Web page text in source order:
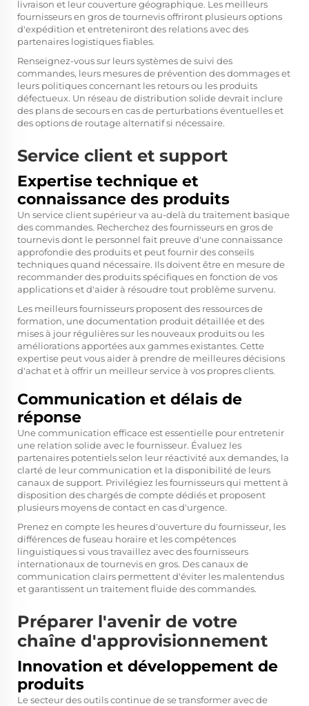
livraison et leur couverture géographique. Les meilleurs
fournisseurs en gros de tournevis offriront plusieurs options
d'expédition et entreteniront des relations avec des
partenaires logistiques fiables.
Renseignez-vous sur leurs systèmes de suivi des
commandes, leurs mesures de prévention des dommages et
leurs politiques concernant les retours ou les produits
défectueux. Un réseau de distribution solide devrait inclure
des plans de secours en cas de perturbations éventuelles et
des options de routage alternatif si nécessaire.
Service client et support
Expertise technique et
connaissance des produits
Un service client supérieur va au-delà du traitement basique
des commandes. Recherchez des fournisseurs en gros de
tournevis dont le personnel fait preuve d'une connaissance
approfondie des produits et peut fournir des conseils
techniques quand nécessaire. Ils doivent être en mesure de
recommander des produits spécifiques en fonction de vos
applications et d'aider à résoudre tout problème survenu.
Les meilleurs fournisseurs proposent des ressources de
formation, une documentation produit détaillée et des
mises à jour régulières sur les nouveaux produits ou les
améliorations apportées aux gammes existantes. Cette
expertise peut vous aider à prendre de meilleures décisions
d'achat et à offrir un meilleur service à vos propres clients.
Communication et délais de
réponse
Une communication efficace est essentielle pour entretenir
une relation solide avec le fournisseur. Évaluez les
partenaires potentiels selon leur réactivité aux demandes, la
clarté de leur communication et la disponibilité de leurs
canaux de support. Privilégiez les fournisseurs qui mettent à
disposition des chargés de compte dédiés et proposent
plusieurs moyens de contact en cas d'urgence.
Prenez en compte les heures d'ouverture du fournisseur, les
différences de fuseau horaire et les compétences
linguistiques si vous travaillez avec des fournisseurs
internationaux de tournevis en gros. Des canaux de
communication clairs permettent d'éviter les malentendus
et garantissent un traitement fluide des commandes.
Préparer l'avenir de votre
chaîne d'approvisionnement
Innovation et développement de
produits
Le secteur des outils continue de se transformer avec de